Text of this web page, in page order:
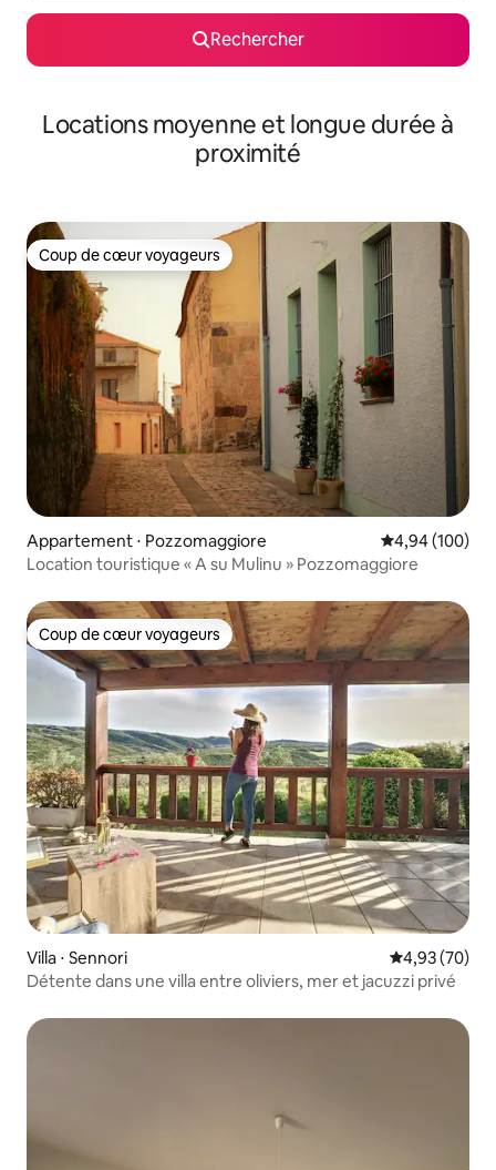
Rechercher
Locations moyenne et longue durée à
proximité
Coup de cœur voyageurs
Coup de cœur voyageurs
Appartement ⋅ Pozzomaggiore Évaluation
4,94 (100)
Location touristique « A su Mulinu » Pozzomaggiore
Coup de cœur voyageurs
Coup de cœur voyageurs
Villa ⋅ Sennori Évaluation
4,93 (70)
Détente dans une villa entre oliviers, mer et jacuzzi privé